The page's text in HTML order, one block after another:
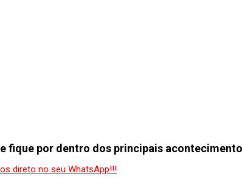
e fique por dentro dos principais